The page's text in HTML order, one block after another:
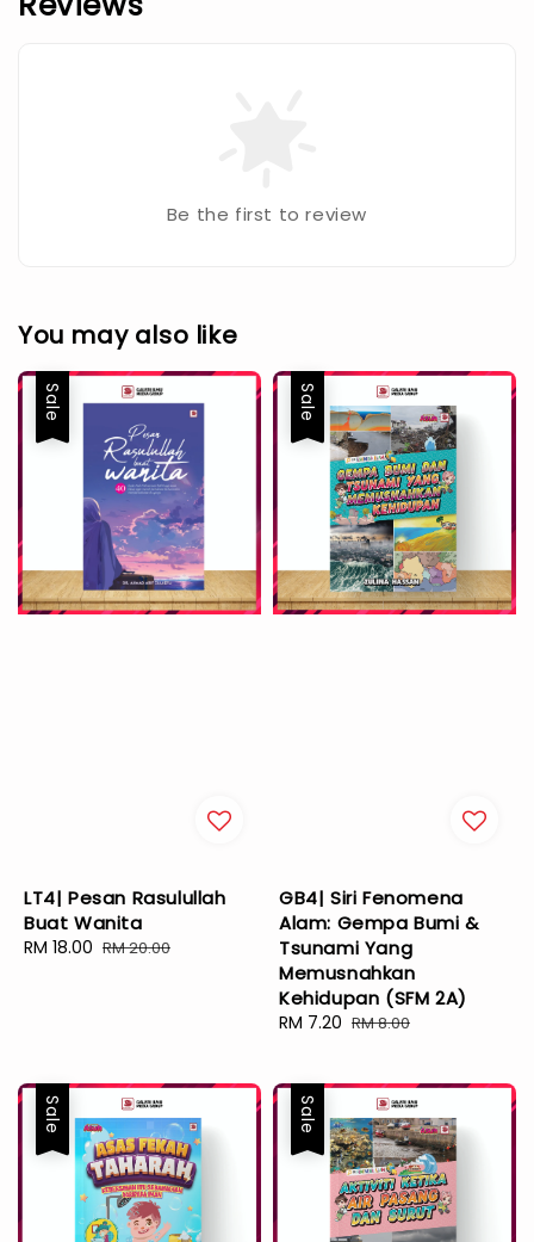
Be the first to review
You may also like
Sale
LT4| Pesan Rasulullah
Buat Wanita
Sale
RM 18.00 Regular
RM 20.00
Sale
GB4| Siri Fenomena
Alam: Gempa Bumi &
Tsunami Yang
Memusnahkan
Kehidupan (SFM 2A)
Sale
RM 7.20 Regular
RM 8.00
Sale Sale